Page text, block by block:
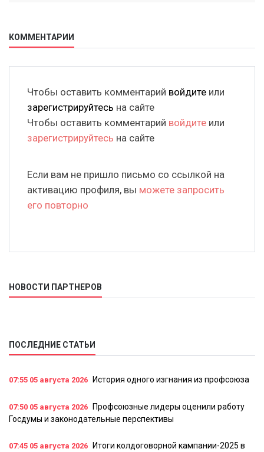
КОММЕНТАРИИ
Чтобы оставить комментарий войдите или
зарегистрируйтесь на сайте
Чтобы оставить комментарий войдите или
зарегистрируйтесь на сайте
Если вам не пришло письмо со ссылкой на
активацию профиля, вы можете запросить
его повторно
НОВОСТИ ПАРТНЕРОВ
ПОСЛЕДНИЕ СТАТЬИ
07:55 05 августа 2026 История одного изгнания из профсоюза
07:50 05 августа 2026
Профсоюзные лидеры оценили работу
Госдумы и законодательные перспективы
07:45 05 августа 2026
Итоги колдоговорной кампании-2025 в